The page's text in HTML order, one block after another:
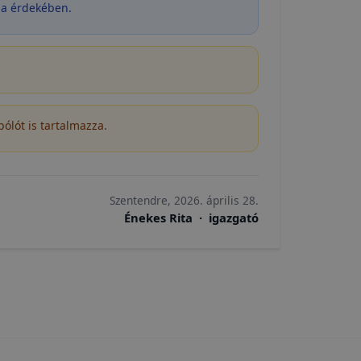
érdekében.
is tartalmazza.
Szentendre, 2026. április 28.
Énekes Rita · igazgató
a cookie-k
és
honlap a